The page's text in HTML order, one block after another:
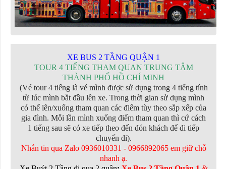
XE BUS 2 TẦNG QUẬN 1
TOUR 4 TIẾNG THAM QUAN TRUNG TÂM
THÀNH PHỐ HỒ CHÍ MINH
(Vé tour 4 tiếng là vé mình được sử dụng trong 4 tiếng tính
từ lúc mình bắt đầu lên xe. Trong thời gian sử dụng mình
có thể lên/xuống tham quan các điểm tùy theo sắp xếp của
gia đình. Mỗi lần mình xuống điểm tham quan thì cứ cách
1 tiếng sau sẽ có xe tiếp theo đến đón khách để đi tiếp
chuyến đi).
Nhắn tin qua Zalo 0936010331 - 0966892065 em giữ chỗ
nhanh ạ.